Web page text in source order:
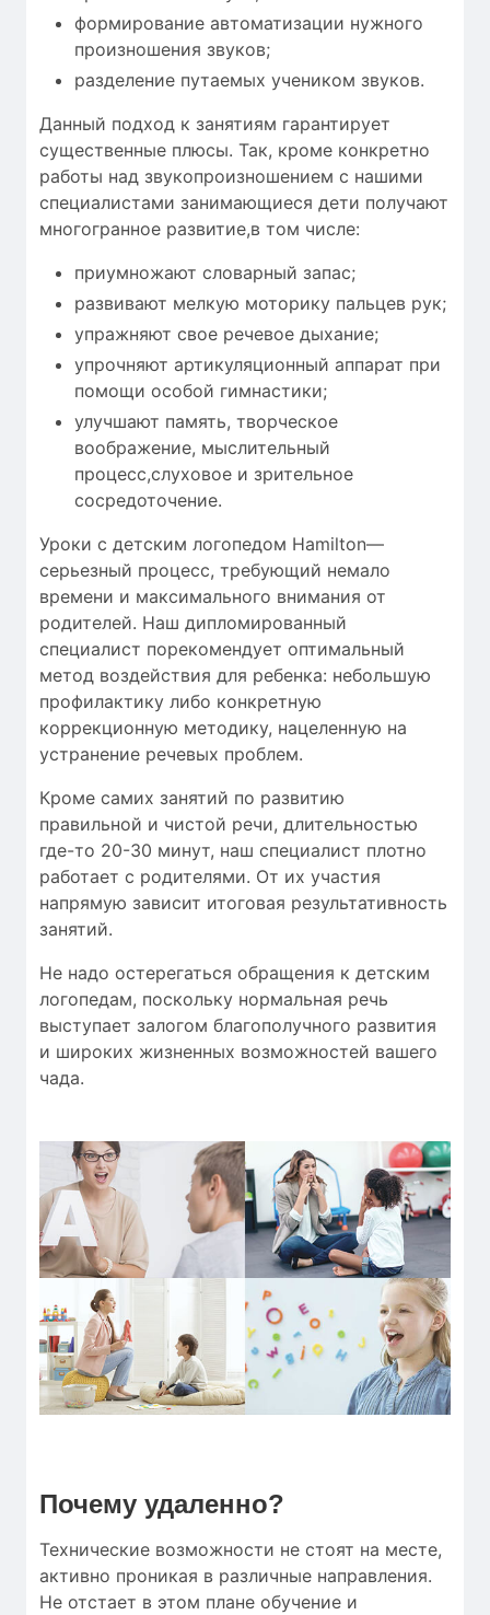
формирование автоматизации нужного
произношения звуков;
разделение путаемых учеником звуков.
Данный подход к занятиям гарантирует
существенные плюсы. Так, кроме конкретно
работы над звукопроизношением с нашими
специалистами занимающиеся дети получают
многогранное развитие,в том числе:
приумножают словарный запас;
развивают мелкую моторику пальцев рук;
упражняют свое речевое дыхание;
упрочняют артикуляционный аппарат при
помощи особой гимнастики;
улучшают память, творческое
воображение, мыслительный
процесс,слуховое и зрительное
сосредоточение.
Уроки с детским логопедом Hamilton—
серьезный процесс, требующий немало
времени и максимального внимания от
родителей. Наш дипломированный
специалист порекомендует оптимальный
метод воздействия для ребенка: небольшую
профилактику либо конкретную
коррекционную методику, нацеленную на
устранение речевых проблем.
Кроме самих занятий по развитию
правильной и чистой речи, длительностью
где-то 20-30 минут, наш специалист плотно
работает с родителями. От их участия
напрямую зависит итоговая результативность
занятий.
Не надо остерегаться обращения к детским
логопедам, поскольку нормальная речь
выступает залогом благополучного развития
и широких жизненных возможностей вашего
чада.
Почему удаленно?
Технические возможности не стоят на месте,
активно проникая в различные направления.
Не отстает в этом плане обучение и